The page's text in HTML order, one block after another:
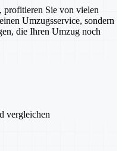
profitieren Sie von vielen
Umzugsservice, sondern
die Ihren Umzug noch
vergleichen